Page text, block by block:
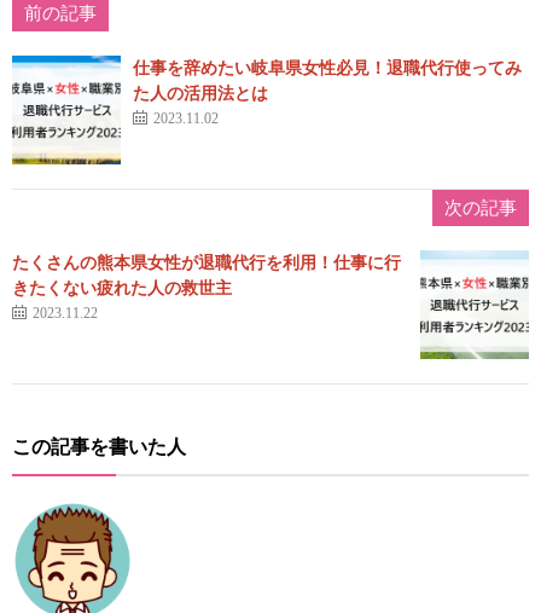
前の記事
仕事を辞めたい岐阜県女性必見！退職代行使ってみ
た人の活用法とは
2023.11.02
次の記事
たくさんの熊本県女性が退職代行を利用！仕事に行
きたくない疲れた人の救世主
2023.11.22
この記事を書いた人